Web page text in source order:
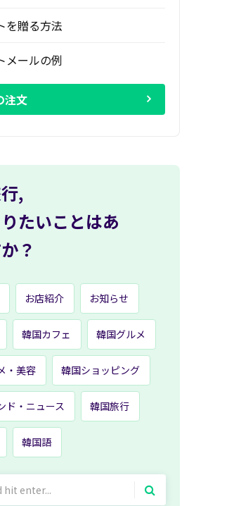
を贈る方法
メールの例
注文
,
たいことはあ
？
お店紹介 お知らせ
韓国カフェ 韓国グルメ
・美容 韓国ショッピング
ド・ニュース 韓国旅行
韓国語